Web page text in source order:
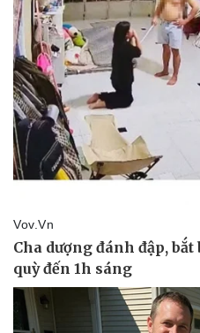
Kinh tế
Bất động sản
Khởi nghiệp